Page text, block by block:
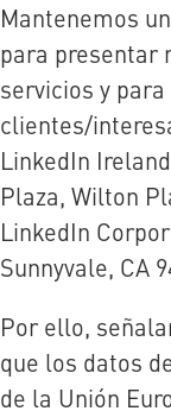
Mantenemos
para presentar
servicios y
clientes/
LinkedIn
Plaza, Wilton
LinkedIn
Sunnyvale, CA
Por ello,
que los datos
de la Unión